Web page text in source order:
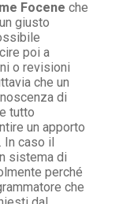
Focene che
giusto
poi a
o revisioni
che un
di
tutto
un apporto
In caso il
sistema di
perché
che